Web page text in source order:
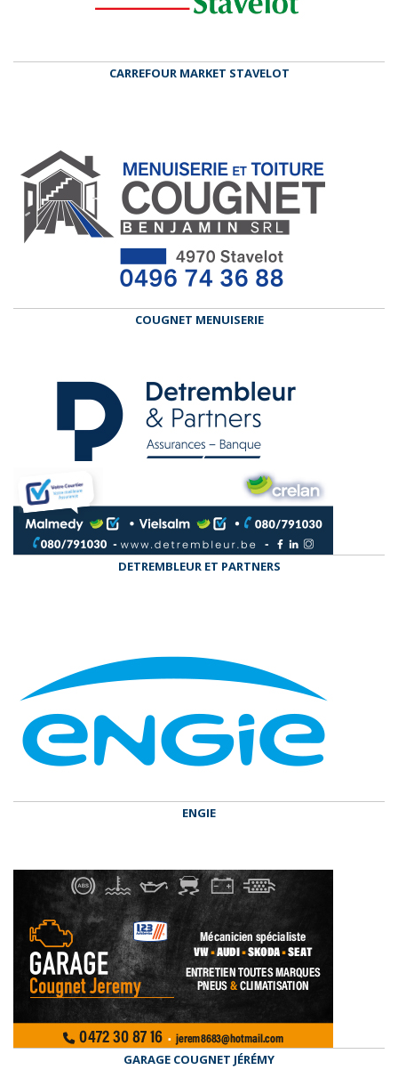
CARREFOUR MARKET STAVELOT
COUGNET MENUISERIE
DETREMBLEUR ET PARTNERS
ENGIE
GARAGE COUGNET JÉRÉMY